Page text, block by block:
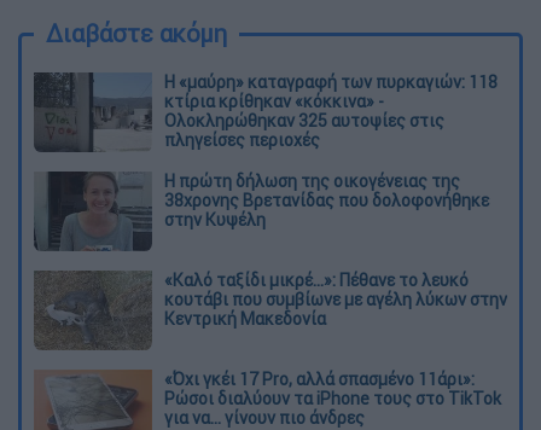
Διαβάστε ακόμη
Η «μαύρη» καταγραφή των πυρκαγιών: 118
κτίρια κρίθηκαν «κόκκινα» -
Ολοκληρώθηκαν 325 αυτοψίες στις
πληγείσες περιοχές
Η πρώτη δήλωση της οικογένειας της
38χρονης Βρετανίδας που δολοφονήθηκε
στην Κυψέλη
«Καλό ταξίδι μικρέ...»: Πέθανε το λευκό
κουτάβι που συμβίωνε με αγέλη λύκων στην
Κεντρική Μακεδονία
«Όχι γκέι 17 Pro, αλλά σπασμένο 11άρι»:
Ρώσοι διαλύουν τα iPhone τους στο TikTok
για να... γίνουν πιο άνδρες